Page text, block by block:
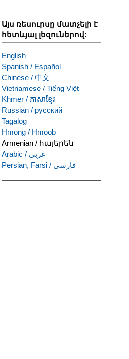
Այս ռեսուրսը մատչելի է
հետևյալ լեզուներով:
English
Spanish / Español
Chinese / 中文
Vietnamese / Tiếng Việt
Khmer / ភាសាខ្មែរ
Russian / русский
Tagalog
Hmong / Hmoob
Armenian / հայերեն
Arabic / عربى
Persian, Farsi / فارسی